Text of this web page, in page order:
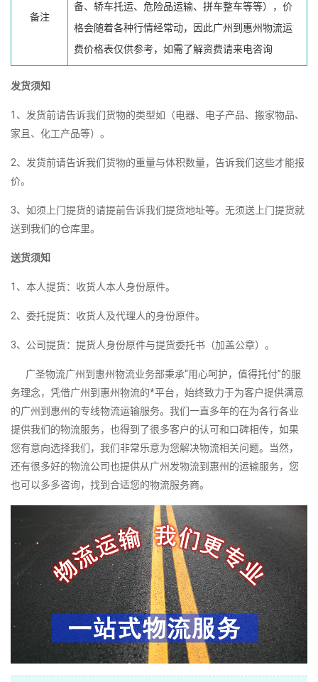
备注
备、轿车托运、危险品运输、拼车整车等等），价
格会随着各种行情经常动，因此广州到惠州物流运
费价格表仅供参考，如需了解资费请来电咨询
发货须知
1、发货前请告诉我们货物的类型如（电器、电子产品、搬家物品、
家且、化工产品等）。
2、发货前请告诉我们货物的重量与体积数量，告诉我们这些才能报
价。
3、如须上门提货的请提前告诉我们提货地址等。无须送上门提货就
送到我们的仓库里。
送货须知
1、本人提货：收货人本人身份原件。
2、委托提货：收货人及代理人的身份原件。
3、公司提货：提货人身份原件与提货委托书（加盖公章）。
广圣物流广州到惠州物流业务部秉承“用心呵护，值得托付”的服
务理念，凭借广州到惠州物流的*平台，始终致力于为客户提供满意
的广州到惠州的专线物流运输服务。我们一直多年的在为各行各业
提供我们的物流服务，也得到了很多客户的认可和口碑相传，如果
您有意向选择我们，我们非常乐意为您解决物流相关问题。当然，
还有很多好的物流公司也提供从广州发物流到惠州的运输服务，您
也可以多多咨询，找到合适您的物流服务商。